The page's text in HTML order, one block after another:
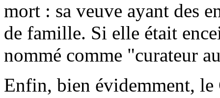
mort : sa veuve ayant des
de famille. Si elle était
nommé comme "curateur
Enfin, bien évidemment,